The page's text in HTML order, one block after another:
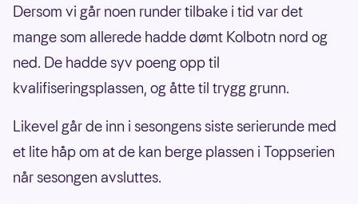
Dersom vi går noen runder tilbake i tid var det
mange som allerede hadde dømt Kolbotn nord og
ned. De hadde syv poeng opp til
kvalifiseringsplassen, og åtte til trygg grunn.
Likevel går de inn i sesongens siste serierunde med
et lite håp om at de kan berge plassen i Toppserien
når sesongen avsluttes.